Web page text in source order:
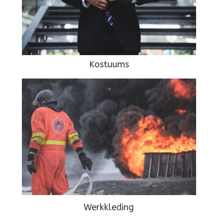
Kostuums
Werkkleding